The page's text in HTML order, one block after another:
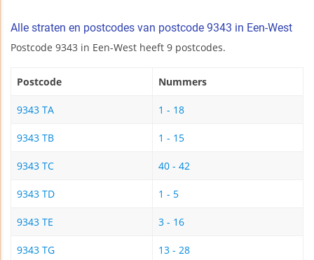
Alle straten en postcodes van postcode 9343 in Een-West
Postcode 9343 in Een-West heeft 9 postcodes.
Postcode Nummers
9343 TA 1 - 18
9343 TB 1 - 15
9343 TC 40 - 42
9343 TD 1 - 5
9343 TE 3 - 16
9343 TG 13 - 28